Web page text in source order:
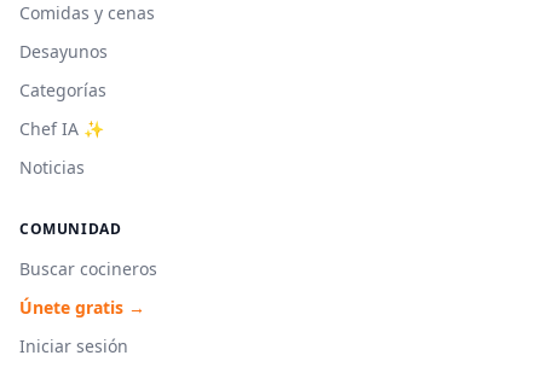
Comidas y cenas
Desayunos
Categorías
Chef IA ✨
Noticias
COMUNIDAD
Buscar cocineros
Únete gratis →
Iniciar sesión